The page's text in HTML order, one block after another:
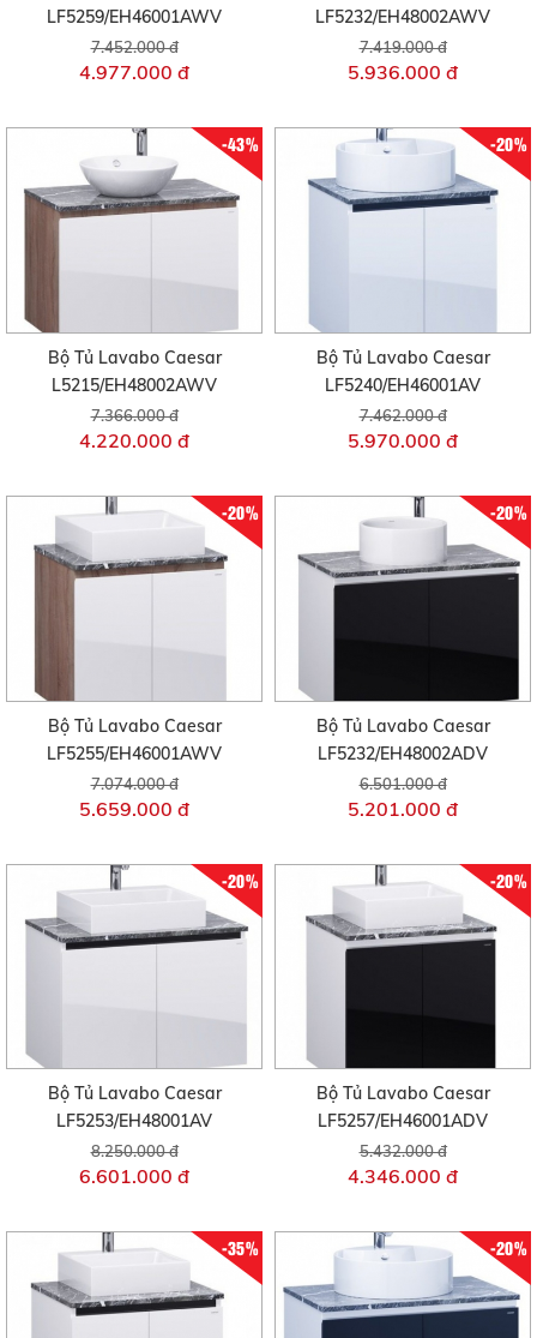
LF5259/EH46001AWV
7.452.000 đ
4.977.000 đ
LF5232/EH48002AWV
7.419.000 đ
5.936.000 đ
-43%
Bộ Tủ Lavabo Caesar
L5215/EH48002AWV
7.366.000 đ
4.220.000 đ
-20%
Bộ Tủ Lavabo Caesar
LF5240/EH46001AV
7.462.000 đ
5.970.000 đ
-20%
Bộ Tủ Lavabo Caesar
LF5255/EH46001AWV
7.074.000 đ
5.659.000 đ
-20%
Bộ Tủ Lavabo Caesar
LF5232/EH48002ADV
6.501.000 đ
5.201.000 đ
-20%
Bộ Tủ Lavabo Caesar
LF5253/EH48001AV
8.250.000 đ
6.601.000 đ
-20%
Bộ Tủ Lavabo Caesar
LF5257/EH46001ADV
5.432.000 đ
4.346.000 đ
-35% -20%